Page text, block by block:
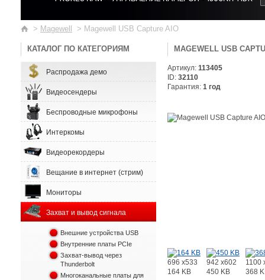
> Magewell > Magewell USB Capture AIO
КАТАЛОГ ПО КАТЕГОРИЯМ
Распродажа демо
Видеосендеры
Беспроводные микрофоны
Интеркомы
Видеорекордеры
Вещание в интернет (стрим)
Мониторы
Захват и вывод сигнала
Внешние устройства USB
Внутренние платы PCIe
Захват-вывод через
Thunderbolt
Многоканальные платы для
MAGEWELL USB
Артикул: 113405
ID: 32110
Гарантия: 1 год
696 x533
164 KB
942 x602
450 KB
1100
368